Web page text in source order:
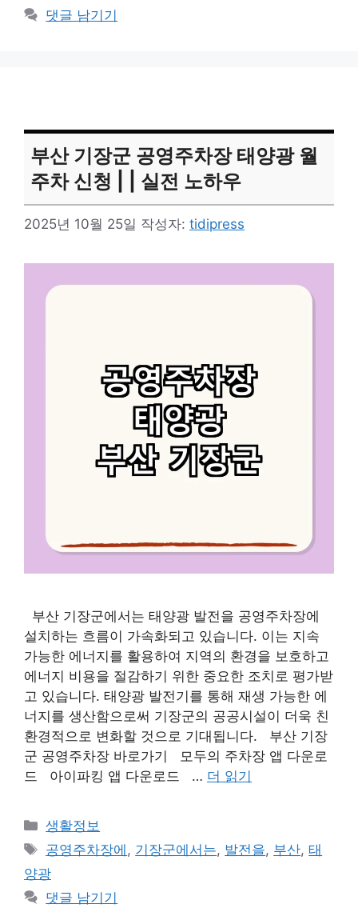
댓글 남기기
부산 기장군 공영주차장 태양광 월
주차 신청 | | 실전 노하우
2025년 10월 25일 작성자: tidipress
부산 기장군에서는 태양광 발전을 공영주차장에
설치하는 흐름이 가속화되고 있습니다. 이는 지속
가능한 에너지를 활용하여 지역의 환경을 보호하고
에너지 비용을 절감하기 위한 중요한 조치로 평가받
고 있습니다. 태양광 발전기를 통해 재생 가능한 에
너지를 생산함으로써 기장군의 공공시설이 더욱 친
환경적으로 변화할 것으로 기대됩니다. 부산 기장
군 공영주차장 바로가기 모두의 주차장 앱 다운로
드 아이파킹 앱 다운로드 … 더 읽기
카
테
리
생활정보
태
그
공영주차장에 , 기장군에서는, 발전을, 부산,태
양광
댓글 남기기